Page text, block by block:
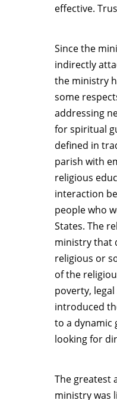
effective.
Since the
indirectly
the ministry
some
addressing
for spiritual
defined in
parish with
religious
interaction
people who
States. The
ministry that
religious or
of the
poverty,
introduced
to a dynamic
looking for
The greatest
ministry was